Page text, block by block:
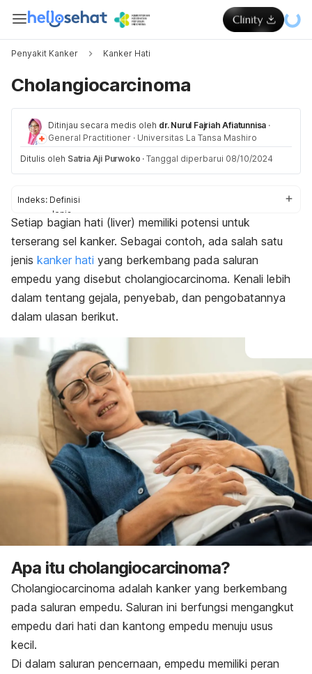
Penyakit Kanker Kanker Hati
Cholangiocarcinoma
Ditinjau secara medis oleh dr. Nurul Fajriah Afiatunnisa ·
General Practitioner · Universitas La Tansa Mashiro
Ditulis oleh Satria Aji Purwoko · Tanggal diperbarui 08/10/2024
Indeks: Definisi
Jenis
Gejala
Penyebab
Faktor risiko
Pengobatan
Setiap bagian hati (liver) memiliki potensi untuk
terserang sel kanker. Sebagai contoh, ada salah satu
jenis kanker hati yang berkembang pada saluran
empedu yang disebut cholangiocarcinoma. Kenali lebih
dalam tentang gejala, penyebab, dan pengobatannya
dalam ulasan berikut.
Apa itu cholangiocarcinoma?
Cholangiocarcinoma adalah kanker yang berkembang
pada saluran empedu. Saluran ini berfungsi mengangkut
empedu dari hati dan kantong empedu menuju usus
kecil.
Di dalam saluran pencernaan, empedu memiliki peran